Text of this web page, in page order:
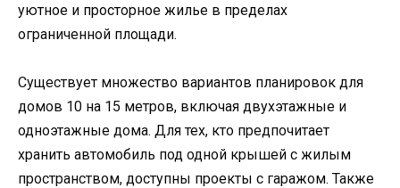
уютное и просторное жилье в пределах
ограниченной площади.
Существует множество вариантов планировок для
домов 10 на 15 метров, включая двухэтажные и
одноэтажные дома. Для тех, кто предпочитает
хранить автомобиль под одной крышей с жилым
пространством, доступны проекты с гаражом. Также